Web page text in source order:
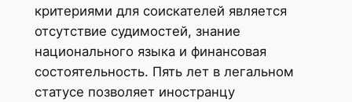
критериями для соискателей является
отсутствие судимостей, знание
национального языка и финансовая
состоятельность. Пять лет в легальном
статусе позволяет иностранцу